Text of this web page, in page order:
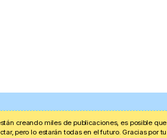
creando miles de publicaciones, es posible que
pero lo estarán todas en el futuro. Gracias por tu